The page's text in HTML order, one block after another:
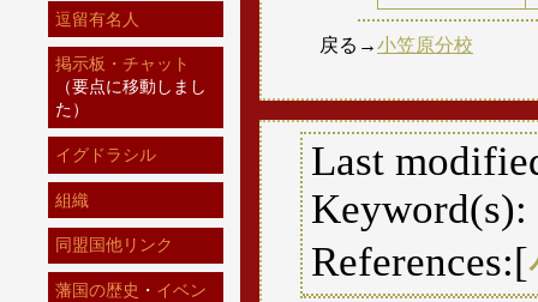
戻る→小笠原分校
Last
Keyword(s):
References:[
逗留有名人
掲示板・チャット
（要点に移動しまし
た）
イグドラシル
組織
同盟国他リンク
藩国の歴史 ・ イベン